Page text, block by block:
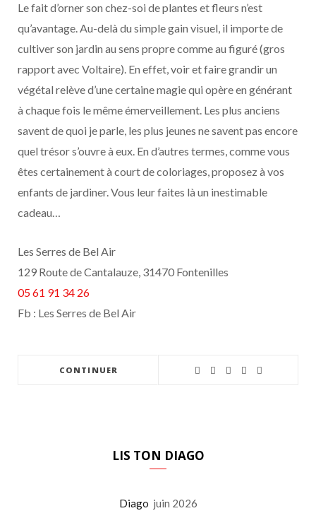
Le fait d’orner son chez-soi de plantes et fleurs n’est
qu’avantage. Au-delà du simple gain visuel, il importe de
cultiver son jardin au sens propre comme au figuré (gros
rapport avec Voltaire). En effet, voir et faire grandir un
végétal relève d’une certaine magie qui opère en générant
à chaque fois le même émerveillement. Les plus anciens
savent de quoi je parle, les plus jeunes ne savent pas encore
quel trésor s’ouvre à eux. En d’autres termes, comme vous
êtes certainement à court de coloriages, proposez à vos
enfants de jardiner. Vous leur faites là un inestimable
cadeau…
Les Serres de Bel Air
129 Route de Cantalauze, 31470 Fontenilles
05 61 91 34 26
Fb : Les Serres de Bel Air
CONTINUER
LIS TON DIAGO
Diago juin 2026